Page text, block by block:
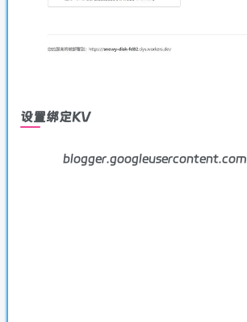
设置绑定KV
blogger.googleusercontent.com